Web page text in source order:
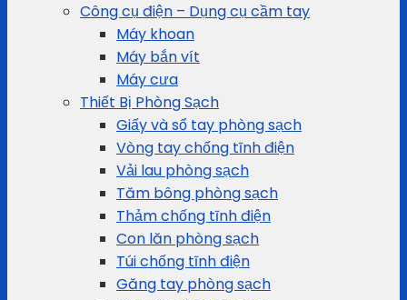
Công cụ điện – Dụng cụ cầm tay
Máy khoan
Máy bắn vít
Máy cưa
Thiết Bị Phòng Sạch
Giấy và sổ tay phòng sạch
Vòng tay chống tĩnh điện
Vải lau phòng sạch
Tăm bông phòng sạch
Thảm chống tĩnh điện
Con lăn phòng sạch
Túi chống tĩnh điện
Găng tay phòng sạch